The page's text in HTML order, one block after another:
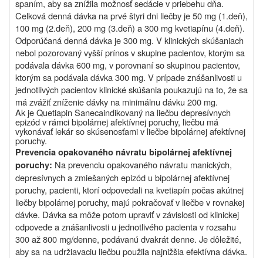
spaním, aby sa znížila možnosť sedácie v priebehu dňa.
Celková denná dávka na prvé štyri dni liečby je 50 mg (1.deň),
100 mg (2.deň), 200 mg (3.deň) a 300 mg kvetiapínu (4.deň).
Odporúčaná denná dávka je 300 mg. V klinických skúšaniach
nebol pozorovaný vyšší prínos v skupine pacientov, ktorým sa
podávala dávka 600 mg, v porovnaní so skupinou pacientov,
ktorým sa podávala dávka 300 mg. V prípade znášanlivosti u
jednotlivých pacientov klinické skúšania poukazujú na to, že sa
má zvážiť zníženie dávky na minimálnu dávku 200 mg.
Ak je QuetiapinSanecaindikovaný na liečbu depresívnych
epizód v rámci bipolárnej afektívnej poruchy, liečbu má
vykonávať lekárso skúsenosťami v liečbe bipolárnej afektívnej
poruchy.
Prevencia opakovaného návratu bipolárnej afektívnej
poruchy: Na prevenciu opakovaného návratu manických,
depresívnych a zmiešaných epizód u bipolárnej afektívnej
poruchy, pacienti, ktorí odpovedali na kvetiapín počas akútnej
liečby bipolárnej poruchy, majú pokračovať v liečbe v rovnakej
dávke. Dávka sa môže potom upraviť v závislosti od klinickej
odpovede a znášanlivosti u jednotlivého pacienta v rozsahu
300 až 800 mg/denne, podávanú dvakrát denne. Je dôležité,
aby sa na udržiavaciu liečbu použila najnižšia efektívna dávka.